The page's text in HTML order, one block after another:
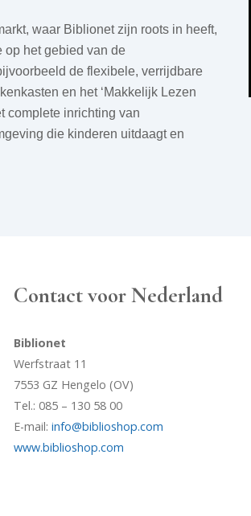
waar Biblionet zijn roots in heeft,
op het gebied van de
de flexibele, verrijdbare
en het ‘Makkelijk Lezen
complete inrichting van
die kinderen uitdaagt en
Contact voor Nederland
Biblionet
Werfstraat 11
7553 GZ Hengelo (OV)
Tel.: 085 – 130 58 00
E-mail: info@biblioshop.com
www.biblioshop.com